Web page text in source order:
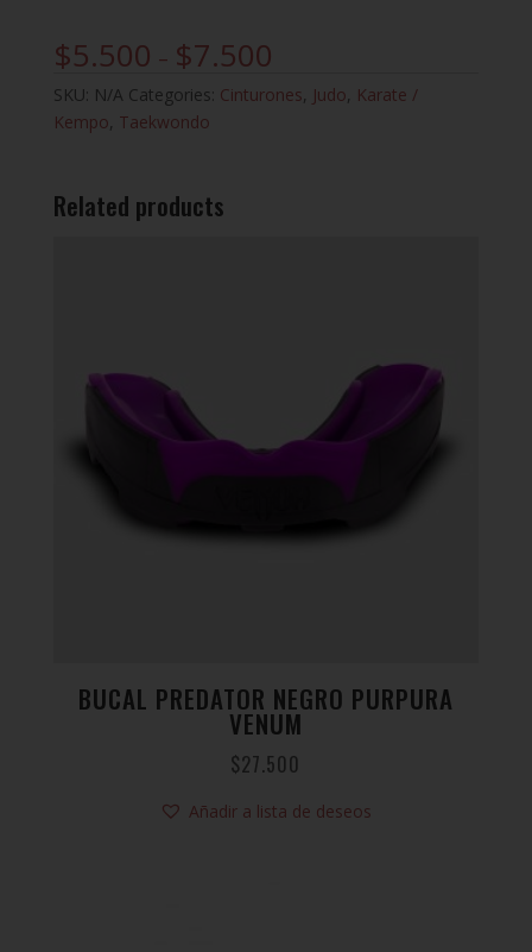
$5.500 – $7.500
SKU: N/A Categories: Cinturones, Judo, Karate /
Kempo, Taekwondo
Related products
BUCAL PREDATOR NEGRO PURPURA
VENUM
$27.500
Añadir a lista de deseos